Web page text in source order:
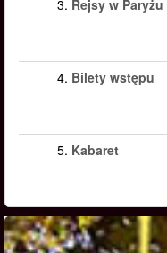
3. Rejsy w Paryżu
4. Bilety wstępu
5. Kabaret